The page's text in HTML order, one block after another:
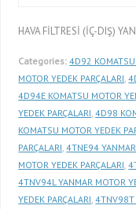
HAVA FİLTRESİ (İÇ-DIŞ)
Categories: 4D92 KOMATSU
MOTOR YEDEK PARÇALARI ,
4D94E KOMATSU MOTOR
YEDEK PARÇALARI ,4D98
KOMATSU MOTOR YEDEK
PARÇALARI ,4TNE94
MOTOR YEDEK PARÇALARI ,
4TNV94L YANMAR MOTOR
YEDEK PARÇALARI ,4TNV98T